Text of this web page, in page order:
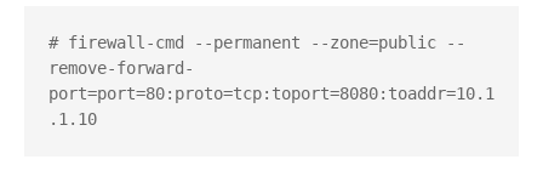
# firewall-cmd --permanent --zone=public --
remove-forward-
port=port=80:proto=tcp:toport=8080:toaddr=10.1